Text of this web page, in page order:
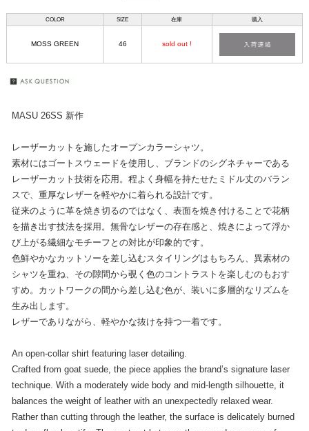
COLOR SIZE 在庫 購入
MOSS GREEN 46 sold out !
MASU 26SS 新作
レーザーカットを施したオープンカラーシャツ。
素材にはゴートスウェードを使用し、ブランドのシグネチャーである
レーザーカット技術を応用。程よく身幅を持たせたミドル丈のバラン
スで、重厚なレザーを軽やかに着られる設計です。
従来のように革を焼き切るのではなく、表面を焼き付けることで花柄
を描き出す技法を採用。無骨なレザーの存在感と、焼きによって浮か
び上がる繊細なモチーフとの対比が印象的です。
色鮮やかなカットソーを差し込むスタイリングはもちろん、異素材の
シャツを重ね、その隙間から覗く色のコントラストを楽しむのもおす
すめ。カットワークの間から差し込む色が、装いに多層的なリズムを
生み出します。
レザーでありながら、軽やかな抜けを持つ一着です。
An open-collar shirt featuring laser detailing.
Crafted from goat suede, the piece applies the brand’s signature laser
technique. With a moderately wide body and mid-length silhouette, it
balances the weight of leather with an unexpectedly relaxed wear.
Rather than cutting through the leather, the surface is delicately burned